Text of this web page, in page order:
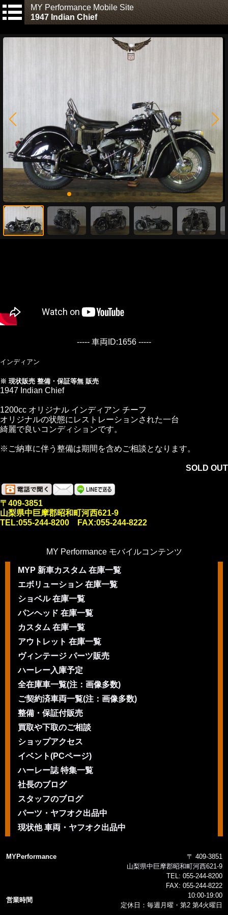
MY Performance Mobile Site
1947 Indian Chief
----- 車両ID:1656 -----
インディアン
※ 現状販売 整備・保証等無 販売
1947 Indian Chief
1200cc オリジナル インディアン チーフ
オリジナルの状態にレストレーションされた一台
綺麗で良いコンディションです。
※ご納車に伴う整備は期間を含めご相談となります。
SOLD OUT
〒409-3851
山梨県中巨摩郡昭和町河西621-9
TEL:055-244-8200 FAX:055-244-8222
MY Performance モバイルコンテンツ
MYP 新車カスタム 在庫一覧
エボリューション 在庫一覧
ショベル 在庫一覧
パンヘッド 在庫一覧
カスタム 在庫一覧
アウトレット 在庫一覧
ヴィンテージ パーツ販売
ハーレー入庫予定
全在庫車一覧(注：画像多数)
ご契約済車両一覧(注：画像多数)
整備・保証付販売
買取や下取のご相談
ショップアクセス
イベント(PCページ)
ハーレー誌 特集一覧
社長のブログ
スタッフのブログ
パーツ・ヤフオク出品中
現状他 車両・ヤフオク出品中
MYPerformance
〒 409-3851
山梨県中巨摩郡昭和町河西621-9
TEL: 055-244-8200
FAX: 055-244-8222
営業時間
10:00-19:00
定休日：毎週月曜・第2 第4火曜日